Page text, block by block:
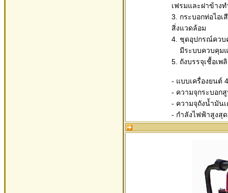
เฟรมและฝาข้าง
3. กระบอกท่อไอ
สิ่งแวดล้อม
4. ชุดอุปกรณ์ควบ
มีระบบควบคุมแ
5. ถังบรรจุเชื้อเ
- แบบเครื่องยนต์
- ความจุกระบอก
- ความจุถังน้ำมัน
- กำลังไฟฟ้าสูงสุด